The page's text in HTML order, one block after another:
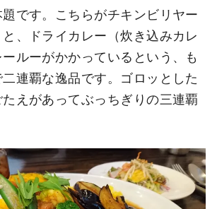
です。こちらがチキンビリヤー
、ドライカレー（炊き込みカレ
ルーがかかっているという、も
連覇な逸品です。ゴロッとした
えがあってぶっちぎりの三連覇